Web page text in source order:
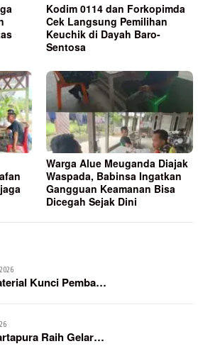
Kodim 0114 dan Forkopimda
Cek Langsung Pemilihan
Keuchik di Dayah Baro-
Sentosa
Warga Alue Meuganda Diajak
Waspada, Babinsa Ingatkan
Gangguan Keamanan Bisa
Dicegah Sejak Dini
Kunci Pemba…
Raih Gelar…